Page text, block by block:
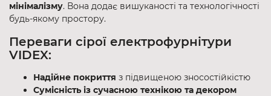
мінімалізму. Вона додає вишуканості та технологічності
будь-якому простору.
Переваги сірої електрофурнітури
VIDEX:
Надійне покриття з підвищеною зносостійкістю
Сумісність із сучасною технікою та декором